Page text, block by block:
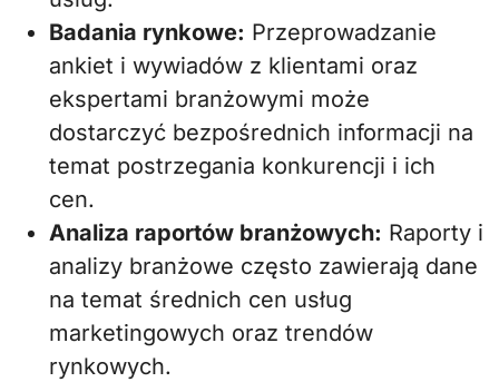
Badania rynkowe: Przeprowadzanie
ankiet i wywiadów z klientami oraz
ekspertami branżowymi może
dostarczyć bezpośrednich informacji na
temat postrzegania konkurencji i ich
cen.
Analiza raportów branżowych: Raporty i
analizy branżowe często zawierają dane
na temat średnich cen usług
marketingowych oraz trendów
rynkowych.